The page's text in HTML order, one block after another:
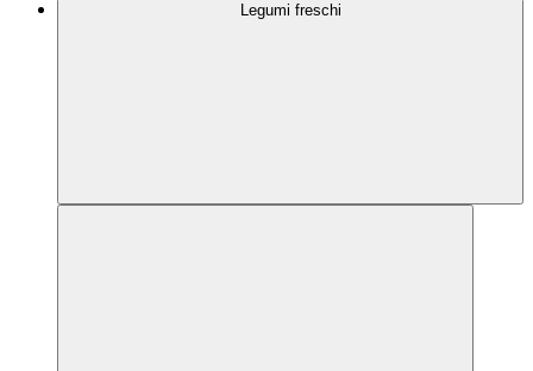
Legumi freschi